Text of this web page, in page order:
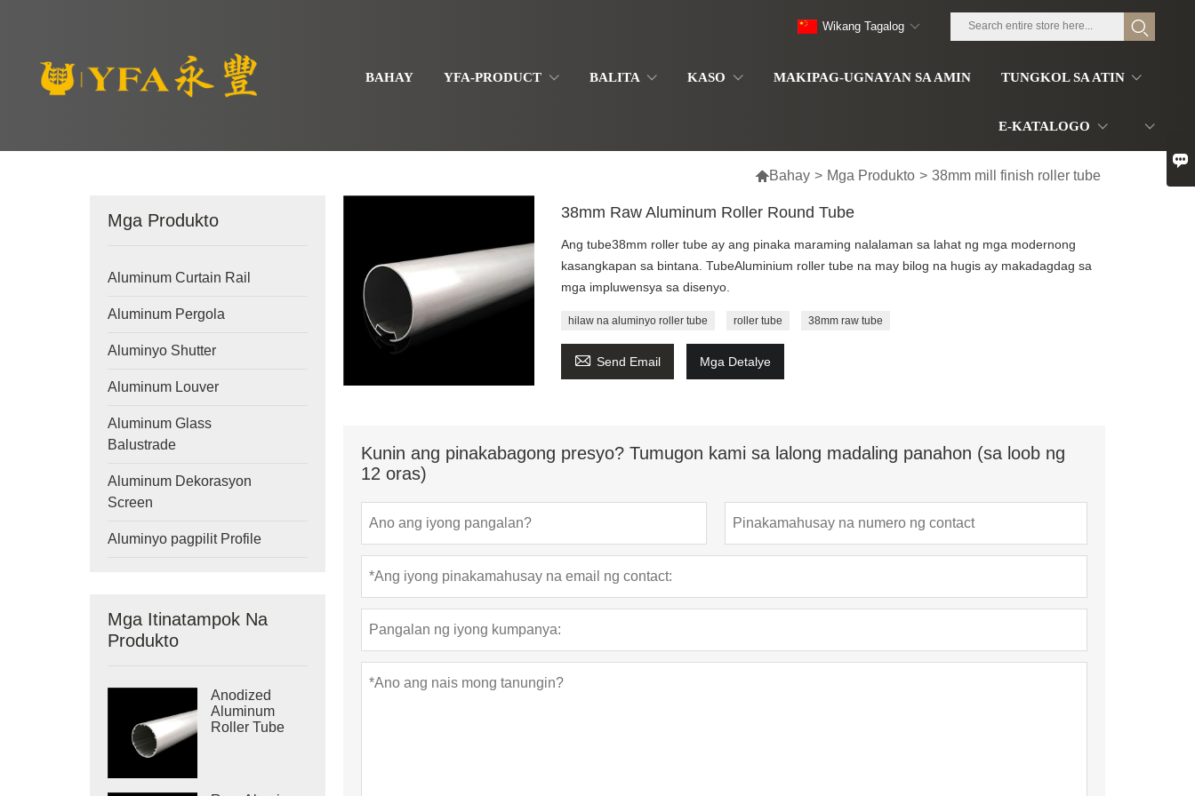
BAHAY YFA-PRODUCT BALITA KASO MAKIPAG-UGNAYAN SA AMIN TUNGKOL SA ATIN
E-KATALOGO
Wikang Tagalog
Bahay > Mga Produkto > 38mm mill finish roller tube
Mga Produkto
Aluminum Curtain Rail
Aluminum Pergola
Aluminyo Shutter
Aluminum Louver
Aluminum Glass
Balustrade
Aluminum Dekorasyon
Screen
Aluminyo pagpilit Profile
Mga Itinatampok Na
Produkto
Anodized
Aluminum
Roller Tube
38mm Raw Aluminum Roller Round Tube
Ang tube38mm roller tube ay ang pinaka maraming nalalaman sa lahat ng mga modernong
kasangkapan sa bintana. TubeAluminium roller tube na may bilog na hugis ay makadagdag sa
mga impluwensya sa disenyo.
hilaw na aluminyo roller tube roller tube 38mm raw tube
 Send Email Mga Detalye
Kunin ang pinakabagong presyo? Tumugon kami sa lalong madaling panahon (sa loob ng
12 oras)
